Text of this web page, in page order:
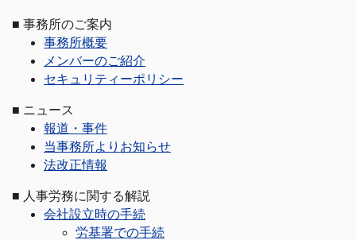
■ 事務所のご案内
事務所概要
メンバーのご紹介
セキュリティーポリシー
■ ニュース
報道・事件
当事務所よりお知らせ
法改正情報
■ 人事労務に関する解説
会社設立時の手続
労基署での手続